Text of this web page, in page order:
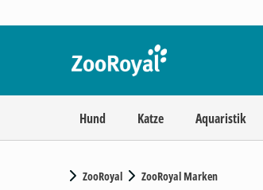
Hund Katze Aquaristik
ZooRoyal ZooRoyal Marken